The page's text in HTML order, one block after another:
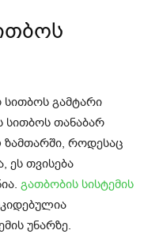
გამტარი
თანაბარ
როდესაც
ეს თვისება
გათბობის სისტემის
უნარზე.